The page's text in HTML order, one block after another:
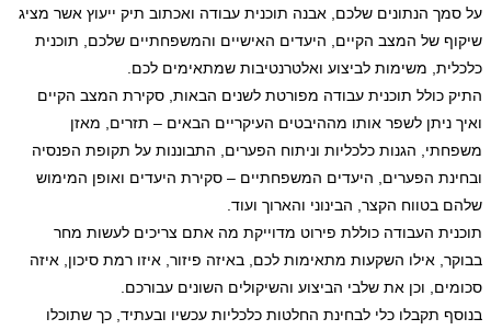
על סמך הנתונים שלכם, אבנה תוכנית עבודה ואכתוב תיק ייעוץ אשר מציג
שיקוף של המצב הקיים, היעדים האישיים והמשפחתיים שלכם, תוכנית
כלכלית, משימות לביצוע ואלטרנטיבות שמתאימים לכם.
התיק כולל תוכנית עבודה מפורטת לשנים הבאות, סקירת המצב הקיים
ואיך ניתן לשפר אותו מההיבטים העיקריים הבאים – תזרים, מאזן
משפחתי, הגנות כלכליות וניתוח הפערים, התבוננות על תקופת הפנסיה
ובחינת הפערים, היעדים המשפחתיים – סקירת היעדים ואופן המימוש
שלהם בטווח הקצר, הבינוני והארוך ועוד.
תוכנית העבודה כוללת פירוט מדוייקת מה אתם צריכים לעשות מחר
בבוקר, אילו השקעות מתאימות לכם, באיזה פיזור, איזו רמת סיכון, איזה
סכומים, וכן את שלבי הביצוע והשיקולים השונים עבורכם.
בנוסף תקבלו כלי לבחינת החלטות כלכליות עכשיו ובעתיד, כך שתוכלו